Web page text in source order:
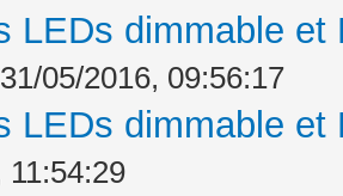
LEDs dimmable
05/2016, 09:56:17
LEDs dimmable
11:54:29